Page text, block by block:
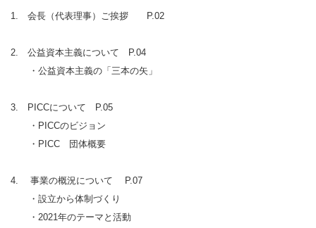
1. 会長（代表理事）ご挨拶 P.02
2. 公益資本主義について P.04
・公益資本主義の「三本の矢」
3. PICCについて P.05
・PICCのビジョン
・PICC 団体概要
4. 事業の概況について P.07
・設立から体制づくり
・2021年のテーマと活動